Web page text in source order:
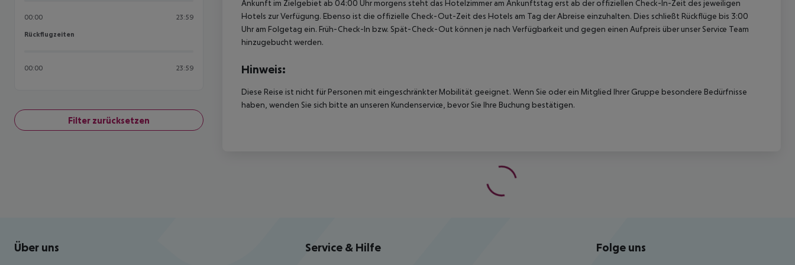
00:00 23:59
Rückflugzeiten
Rückflugzeiten
00:00 23:59
Filter zurücksetzen
Ankunft im Zielgebiet ab 04:00 Uhr morgens steht das Hotelzimmer am Ankunftstag erst ab der offiziellen Check-In-Zeit des jeweiligen
Hotels zur Verfügung. Ebenso ist die offizielle Check-Out-Zeit des Hotels am Tag der Abreise einzuhalten. Dies schließt Rückflüge bis 3:00
Uhr am Folgetag ein. Früh-Check-In bzw. Spät-Check-Out können je nach Verfügbarkeit und gegen einen Aufpreis über unser Service Team
hinzugebucht werden.
Hinweis:
Diese Reise ist nicht für Personen mit eingeschränkter Mobilität geeignet. Wenn Sie oder ein Mitglied Ihrer Gruppe besondere Bedürfnisse
haben, wenden Sie sich bitte an unseren Kundenservice, bevor Sie Ihre Buchung bestätigen.
Footer navigation
Über uns Service & Hilfe Folge uns